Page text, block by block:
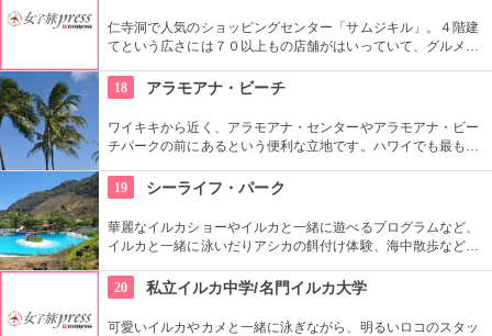
仁寺洞で人気のショッピングセンター「サムジキル」。４階建
てという広さには７０以上もの店舗がはいっていて、グルメや
では螺細製品や乗り下など、韓国の伝統工芸品を取り扱い、お
気に入りの１つが見つかるはず。
18 アラモアナ・ビーチ
ワイキキから近く、アラモアナ・センターやアラモアナ・ビー
チパークの前にあるという便利な立地です。ハワイでも最も美
はバーベキューやピクニックをしている人も見られます。
19 シーライフ・パーク
華麗なイルカショーやイルカと一緒に遊べるプログラムなど、
イルカと一緒に泳いだりアシカの餌付け体験、海中散歩など、
ヌイグルミやTシャツなどオリジナルグッズも人気です。
20 私立イルカ中学/名門イルカ大学
可愛いイルカやカメと一緒に泳ぎながら、明るいロコのスタッ